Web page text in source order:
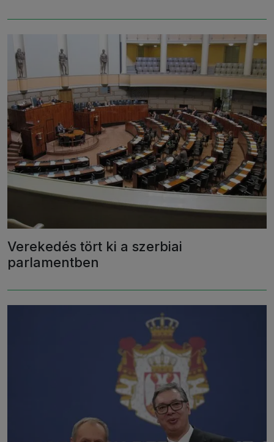
Verekedés tört ki a szerbiai
parlamentben